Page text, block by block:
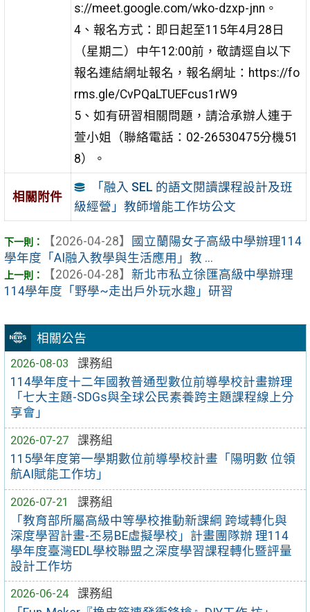
相關公告
2026-08-03
課務組
114學年度十二年國教普通型數位前導學校計畫辦理
「七大主題-SDGs與全球公民素養跨主題課程線上分
享會」
2026-07-27
課務組
115學年度第一學期數位前導學校計畫「陽明數 位領
航AI賦能工作坊」
2026-07-21
課務組
「教育部所屬高級中等學校推動新課綱 跨域轉化與
深度學習計畫-丕易BE虛擬學校」計畫團隊辦 理114
學年度臺灣EDL學校聯盟之深度學習課程轉化暨評量
設計工作坊
2026-06-24
課務組
s://meet.google.com/wko-dzxp-jnn。
4、報名方式：即日起至115年4月28日
（星期二）中午12:00前，敬請逕自以下
報名連結網址報名，報名網址：https://fo
rms.gle/CvPQaLTUEFcus1rW9
5、如有研習相關問題，請洽承辦人連于
萱小姐（聯絡電話：02-26530475分機51
8）。
相關附件
「融入 SEL 的語文閱讀課程設計及班
級經營」教師增能工作坊公文
【2026-04-28】
國立蘭陽女子高級中學辦理114
學年度「AI融入教學與生活應用」教 ...
【2026-04-28】 新北市私立徐匯高級中學辦理
114學年度「野學~走出戶外玩水趣」研習